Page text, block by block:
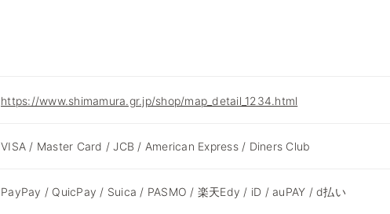
https://www.shimamura.gr.jp/shop/map_detail_1234.html
VISA / Master Card / JCB / American Express / Diners Club
PayPay / QuicPay / Suica / PASMO / 楽天Edy / iD / auPAY / d払い